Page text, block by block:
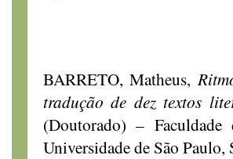
BARRETO, Matheus,
tradução de dez textos
(Doutorado) –
Universidade de São Paulo,